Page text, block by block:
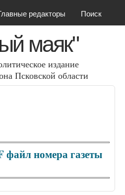
редакторы Поиск
маяк"
издание
Псковcкой области
файл номера газеты